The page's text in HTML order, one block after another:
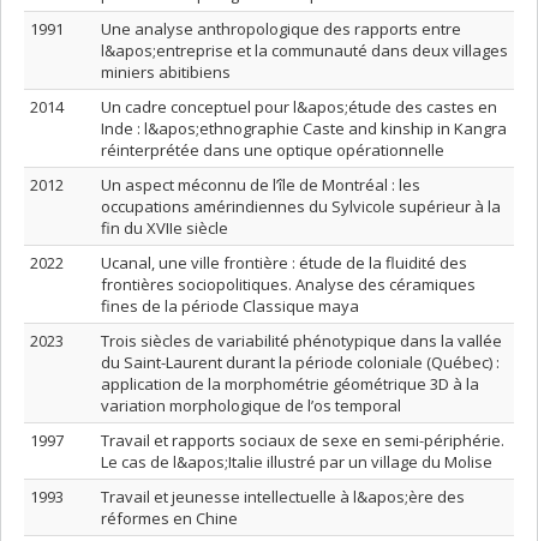
1991
Une analyse anthropologique des rapports entre
l&apos;entreprise et la communauté dans deux villages
miniers abitibiens
2014
Un cadre conceptuel pour l&apos;étude des castes en
Inde : l&apos;ethnographie Caste and kinship in Kangra
réinterprétée dans une optique opérationnelle
2012
Un aspect méconnu de l’île de Montréal : les
occupations amérindiennes du Sylvicole supérieur à la
fin du XVIIe siècle
2022
Ucanal, une ville frontière : étude de la fluidité des
frontières sociopolitiques. Analyse des céramiques
fines de la période Classique maya
2023
Trois siècles de variabilité phénotypique dans la vallée
du Saint-Laurent durant la période coloniale (Québec) :
application de la morphométrie géométrique 3D à la
variation morphologique de l’os temporal
1997
Travail et rapports sociaux de sexe en semi-périphérie.
Le cas de l&apos;Italie illustré par un village du Molise
1993
Travail et jeunesse intellectuelle à l&apos;ère des
réformes en Chine